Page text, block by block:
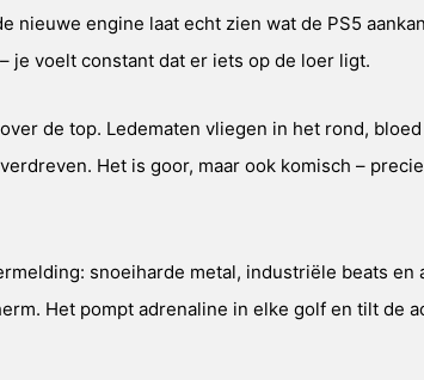
nieuwe engine laat echt zien wat de PS5
je voelt constant dat er iets op de loer ligt.
de top. Ledematen vliegen in het rond,
Het is goor, maar ook komisch –
snoeiharde metal, industriële beats
Het pompt adrenaline in elke golf en tilt de